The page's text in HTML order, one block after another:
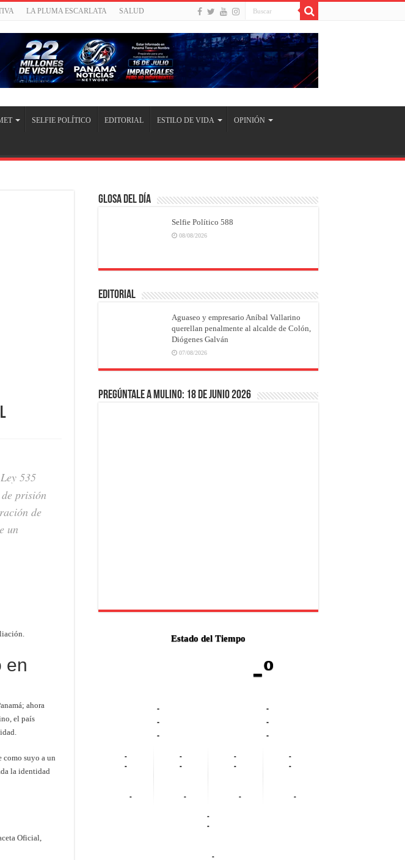
LA PLUMA ESCARLATA SALUD
SELFIE POLÍTICO EDITORIAL ESTILO DE VIDA OPINIÓN
535
prisión
de
un
en
ahora
el país
como suyo a un
la identidad
Oficial,
Glosa del Día
Selfie Político 588
08/08/2026
EDITORIAL
Aguaseo y empresario Aníbal Vallarino
querellan penalmente al alcalde de Colón,
Diógenes Galván
07/08/2026
Pregúntale a Mulino: 18 de junio 2026
Estado del Tiempo
-º
-
-
-
-
-
-
-
-
-
-
-
-
-
-
-
-
-
-
-
-
-